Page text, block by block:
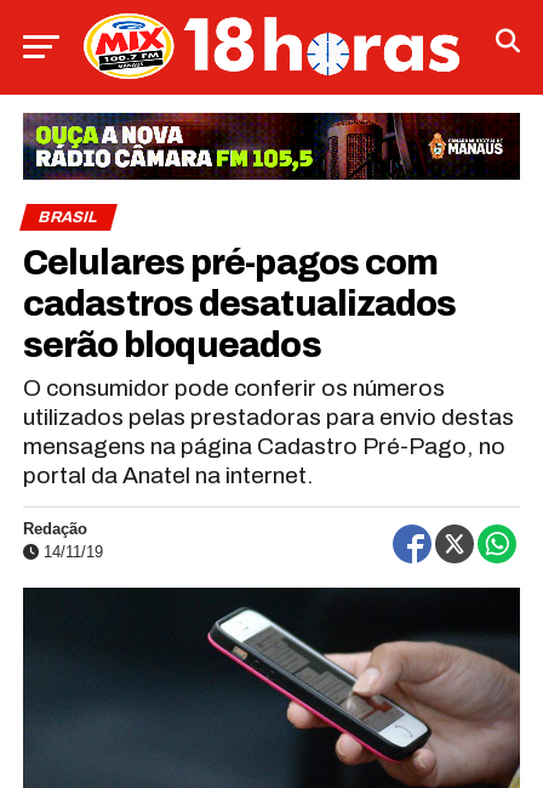
BRASIL
Celulares pré-pagos com
cadastros desatualizados
serão bloqueados
O consumidor pode conferir os números
utilizados pelas prestadoras para envio destas
mensagens na página Cadastro Pré-Pago, no
portal da Anatel na internet.
Redação
14/11/19